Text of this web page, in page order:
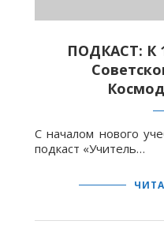
ПОДКАСТ: К
С началом нового
подкаст «Учитель…